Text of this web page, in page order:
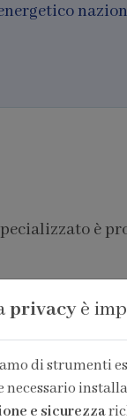
è
privacy è
di strumenti
necessario
e sicurezza